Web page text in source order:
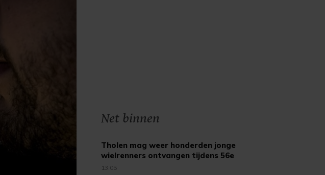
Net binnen
Tholen mag weer honderden jonge
wielrenners ontvangen tijdens 56e
Kleine Tour
13:05